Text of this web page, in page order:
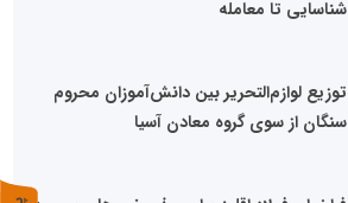
شناسایی تا معامله
توزیع لوازم‌التحریر بین دانش‌آموزان محروم
سنگان از سوی گروه معادن آسیا